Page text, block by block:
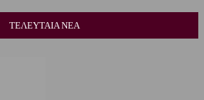
ΤΕΛΕΥΤΑΙΑ ΝΕΑ